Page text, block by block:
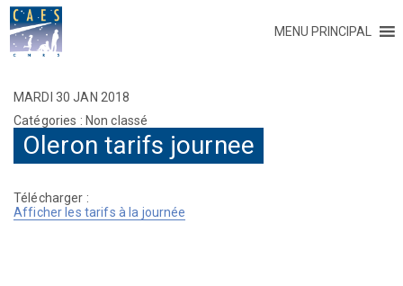
MENU PRINCIPAL
MARDI 30 JAN 2018
Catégories : Non classé
Oleron tarifs journee
Télécharger :
Afficher les tarifs à la journée